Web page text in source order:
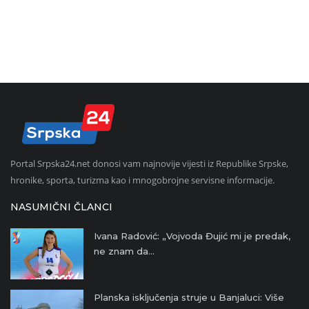
Portal Srpska24.net donosi vam najnovije vijesti iz Republike Srpske,
hronike, sporta, turizma kao i mnogobrojne servisne informacije.
NASUMIČNI ČLANCI
Ivana Radović: „Vojvoda Đujić mi je predak,
ne znam da...
Planska isključenja struje u Banjaluci: Više